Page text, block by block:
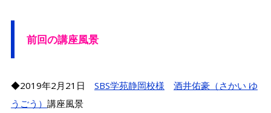
前回の講座風景
◆2019年2月21日 SBS学苑静岡校様
酒井佑豪（さかい ゆ
うごう） 講座風景